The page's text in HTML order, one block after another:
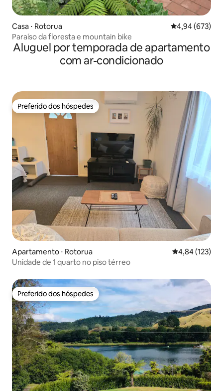
Casa ⋅ Rotorua 4,94 de uma
4,94 (673)
Paraíso da floresta e mountain bike
Aluguel por temporada de apartamento
com ar-condicionado
Preferido dos hóspedes
Preferido dos hóspedes
Apartamento ⋅ Rotorua 4,84 de uma
4,84 (123)
Unidade de 1 quarto no piso térreo
Preferido dos hóspedes
Preferido dos hóspedes